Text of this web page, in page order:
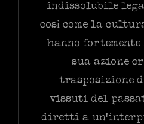
indissolubile
così come la
hanno
sua azione
trasposizione
vissuti del
diretti a